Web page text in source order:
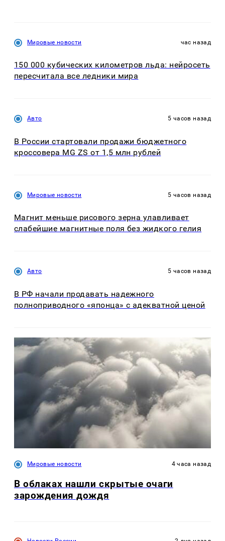
Мировые новости час назад
150 000 кубических километров льда: нейросеть
пересчитала все ледники мира
Авто 5 часов назад
В России стартовали продажи бюджетного
кроссовера MG ZS от 1,5 млн рублей
Мировые новости 5 часов назад
Магнит меньше рисового зерна улавливает
слабейшие магнитные поля без жидкого гелия
Авто 5 часов назад
В РФ начали продавать надежного
полноприводного «японца» с адекватной ценой
Мировые новости 4 часа назад
В облаках нашли скрытые очаги
зарождения дождя